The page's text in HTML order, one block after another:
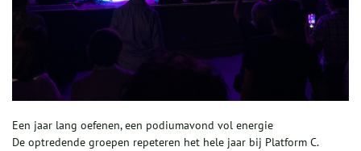
Een jaar lang oefenen, een podiumavond vol energie
De optredende groepen repeteren het hele jaar bij Platform C.